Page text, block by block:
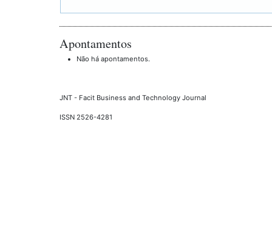
Apontamentos
Não há apontamentos.
JNT - Facit Business and Technology Journal
ISSN 2526-4281